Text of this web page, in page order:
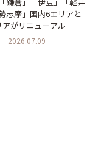
志摩」国内6エリアと
がリニューアル
2026.07.09